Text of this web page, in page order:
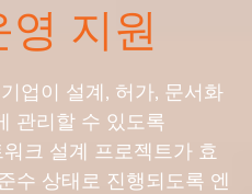
지원
업이 설계, 허가, 문서화
관리할 수 있도록
크 설계 프로젝트가 효
수 상태로 진행되도록 엔